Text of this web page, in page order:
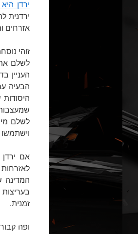
ירדן
ירדנית
אזרחים
זוהי
לשלם את
העניין
הבעיה
לשלם
אם
המדינה
זמנית.
ופה